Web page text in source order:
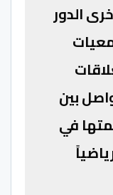
الدور
بين
في